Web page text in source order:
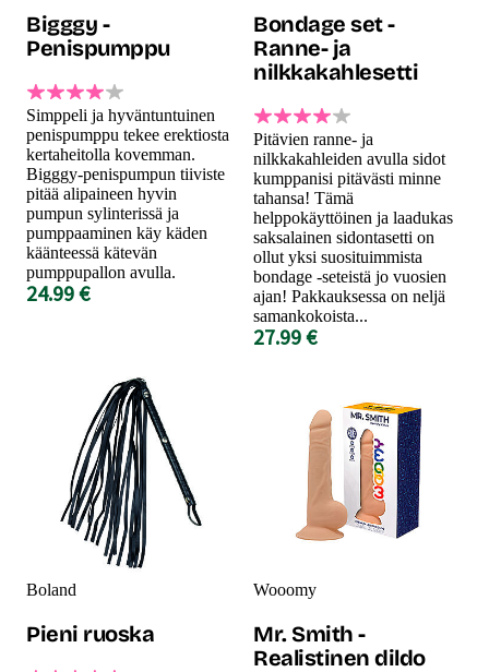
Bigggy -
Penispumppu
Simppeli ja hyväntuntuinen
penispumppu tekee erektiosta
kertaheitolla kovemman.
Bigggy-penispumpun tiiviste
pitää alipaineen hyvin
pumpun sylinterissä ja
pumppaaminen käy käden
käänteessä kätevän
pumppupallon avulla.
24.99 €
Bondage set -
Ranne- ja
nilkkakahlesetti
Pitävien ranne- ja
nilkkakahleiden avulla sidot
kumppanisi pitävästi minne
tahansa! Tämä
helppokäyttöinen ja laadukas
saksalainen sidontasetti on
ollut yksi suosituimmista
bondage -seteistä jo vuosien
ajan! Pakkauksessa on neljä
samankokoista...
27.99 €
Boland
Pieni ruoska
Wooomy
Mr. Smith -
Realistinen dildo